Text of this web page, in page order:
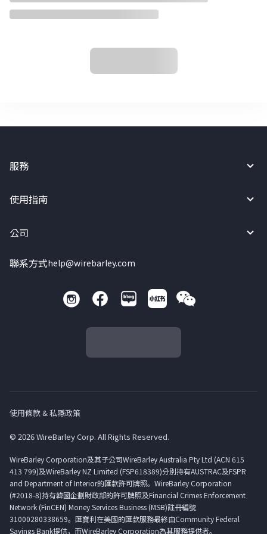
服務
使用指南
公司
聯系方式help@wirebarley.com
使用條款 & 私隱政策
© 2026 WireBarley Corp. All Rights Reserved.
WireBarley Corporation及其子公司WireBarley Australia Pty Ltd (ACN 615
413 799)及WireBarley NZ Limited (FSP618389)分別持有AUSTRAC及FSPR
and Department of Interior的匯款許可牌照。WireBarley Corporation
(#2018-8)持有韓國企劃財政部的許可牌照及Financial Crimes Enforcement
Network (FinCEN) Money Services Business (MSB)註冊編號
31000280338659。匯寶利在美國的匯款服務最終由Community Federal
Savings Bank提供，而WireBarley Corporation為其服務提供者。